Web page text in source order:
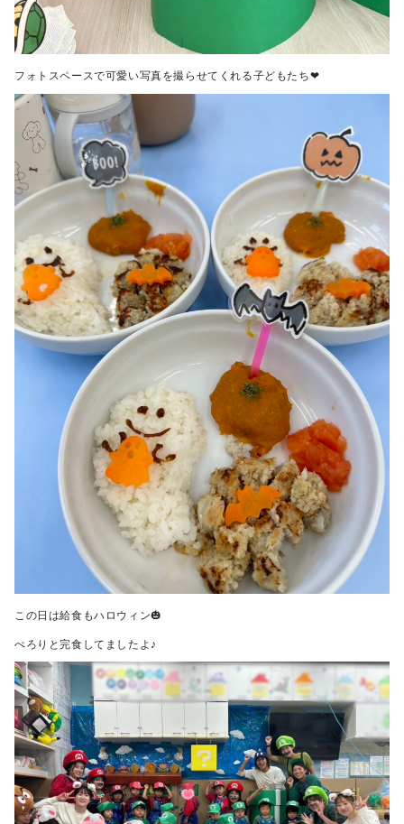
フォトスペースで可愛い写真を撮らせてくれる子どもたち❤
この日は給食もハロウィン🎃
ぺろりと完食してましたよ♪